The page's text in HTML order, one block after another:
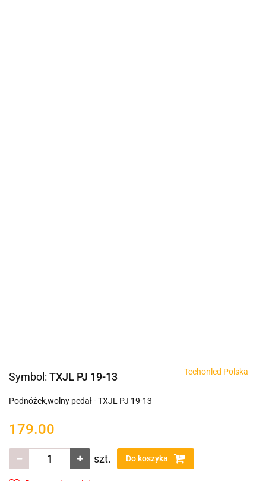
Symbol: TXJL PJ 19-13 Teehonled Polska
Podnóżek,wolny pedał - TXJL PJ 19-13
179.00
szt. Do koszyka